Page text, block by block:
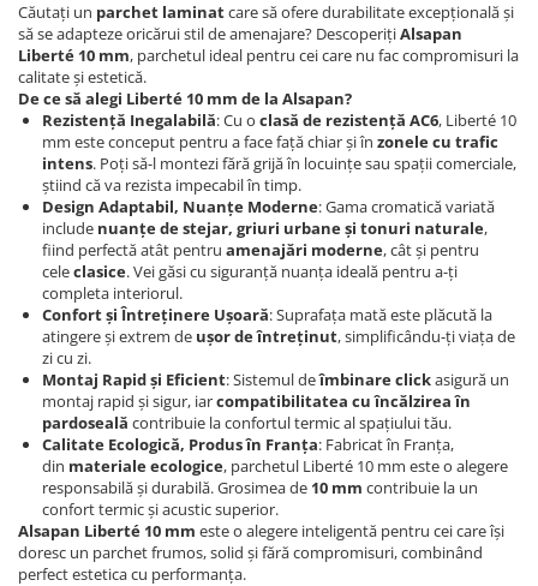
Kronotex - Laminat
Advanced 8 mm
Amazone 10 mm
Evolution 12 mm
Exquisit 8 mm
Herringbone 8 mm
Mammut 12 mm
Progress 10 mm
Robusto 12 mm
Căutați un parchet laminatcare să ofere durabilitate excepțională și
să se adapteze oricărui stil de amenajare? DescoperițiAlsapan
Liberté 10 mm, parchetul ideal pentru cei care nu fac compromisuri la
calitate și estetică.
De ce să alegi Liberté 10 mm de la Alsapan?
Rezistență Inegalabilă: Cu o clasă de rezistență AC6, Liberté 10
mm este conceput pentru a face față chiar și în zonele cu trafic
intens. Poți să-l montezi fără grijă în locuințe sau spații comerciale,
știind că va rezista impecabil în timp.
Design Adaptabil, Nuanțe Moderne: Gama cromatică variată
include nuanțe de stejar, griuri urbane și tonuri naturale,
fiind perfectă atât pentru amenajări moderne, cât și pentru
celeclasice. Vei găsi cu siguranță nuanța ideală pentru a-ți
completa interiorul.
Confort și Întreținere Ușoară: Suprafața mată este plăcută la
atingere și extrem de ușor de întreținut, simplificându-ți viața de
zi cu zi.
Montaj Rapid și Eficient: Sistemul deîmbinare clickasigură un
montaj rapid și sigur, iarcompatibilitatea cu încălzirea în
pardoseală contribuie la confortul termic al spațiului tău.
Calitate Ecologică, Produs în Franța: Fabricat în Franța,
din materiale ecologice, parchetul Liberté 10 mm este o alegere
responsabilă și durabilă. Grosimea de 10 mm contribuie la un
confort termic și acustic superior.
Alsapan Liberté 10 mm este o alegere inteligentă pentru cei care își
doresc un parchet frumos, solid și fără compromisuri, combinând
perfect estetica cu performanța.